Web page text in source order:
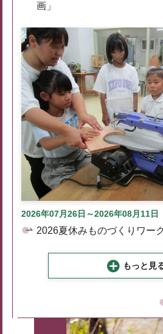
画」
2026年07月26日～2026年08月11日
2026夏休みものづくりワー
もっと見